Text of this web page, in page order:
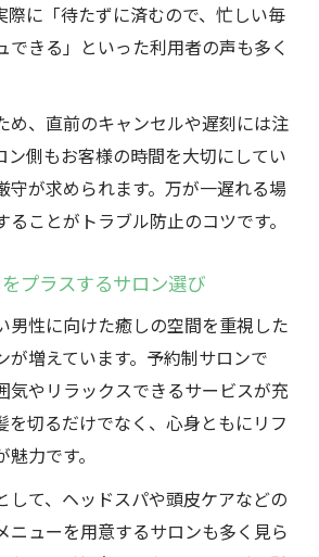
際に「待たずに済むので、忙しい毎
できる」といった利用者の声も多く
め、直前のキャンセルや遅刻には注
ン側もお客様の時間を大切にしてい
守が求められます。万が一遅れる場
ことがトラブル防止のコツです。
プラスするサロン選び
男性に向けた癒しの空間を重視した
が増えています。予約制サロンで
気やリラックスできるサービスが充
を切るだけでなく、心身ともにリフ
力です。
して、ヘッドスパや頭皮ケアなどの
ニューを用意するサロンも多く見ら